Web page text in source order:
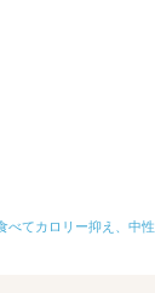
べてカロリー抑え、中性